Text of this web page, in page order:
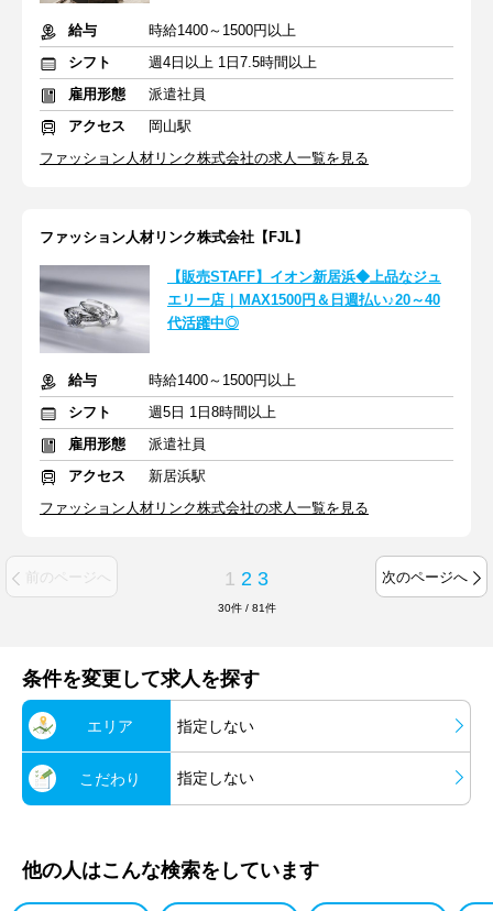
給与
時給1400～1500円以上
シフト
週4日以上 1日7.5時間以上
雇用形態
派遣社員
アクセス
岡山駅
ファッション人材リンク株式会社の求人一覧を見る
ファッション人材リンク株式会社【FJL】
【販売STAFF】イオン新居浜◆上品なジュ
エリー店｜MAX1500円＆日週払い♪20～40
代活躍中◎
給与
時給1400～1500円以上
シフト
週5日 1日8時間以上
雇用形態
派遣社員
アクセス
新居浜駅
ファッション人材リンク株式会社の求人一覧を見る
前のページへ 1 2 3 次のページへ
30件 / 81件
条件を変更して求人を探す
エリア 指定しない
こだわり 指定しない
他の人はこんな検索をしています